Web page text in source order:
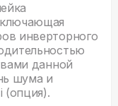
инверторного
данной
шума и
(опция).